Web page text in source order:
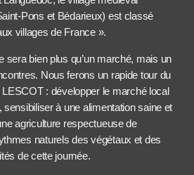
Pons et Bédarieux) est classé
villages de France ».
sera bien plus qu’un marché, mais un
Nous ferons un rapide tour du
: développer le marché local
à une alimentation saine et
agriculture respectueuse de
naturels des végétaux et des
de cette journée.